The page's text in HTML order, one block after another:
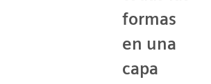
formas
en una
capa